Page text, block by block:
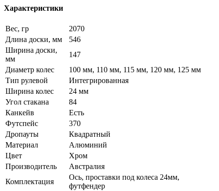
Характеристики
Вес, гр
2070
Длина доски, мм
546
Ширина доски,
мм
147
Диаметр колес
100 мм, 110 мм, 115 мм, 120 мм, 125 мм
Тип рулевой
Интегрированная
Ширина колес
24 мм
Угол стакана
84
Канкейв
Есть
Футспейс
370
Дропауты
Квадратный
Материал
Алюминий
Цвет
Хром
Производитель
Австралия
Комплектация
Ось, проставки под колеса 24мм,
футфендер